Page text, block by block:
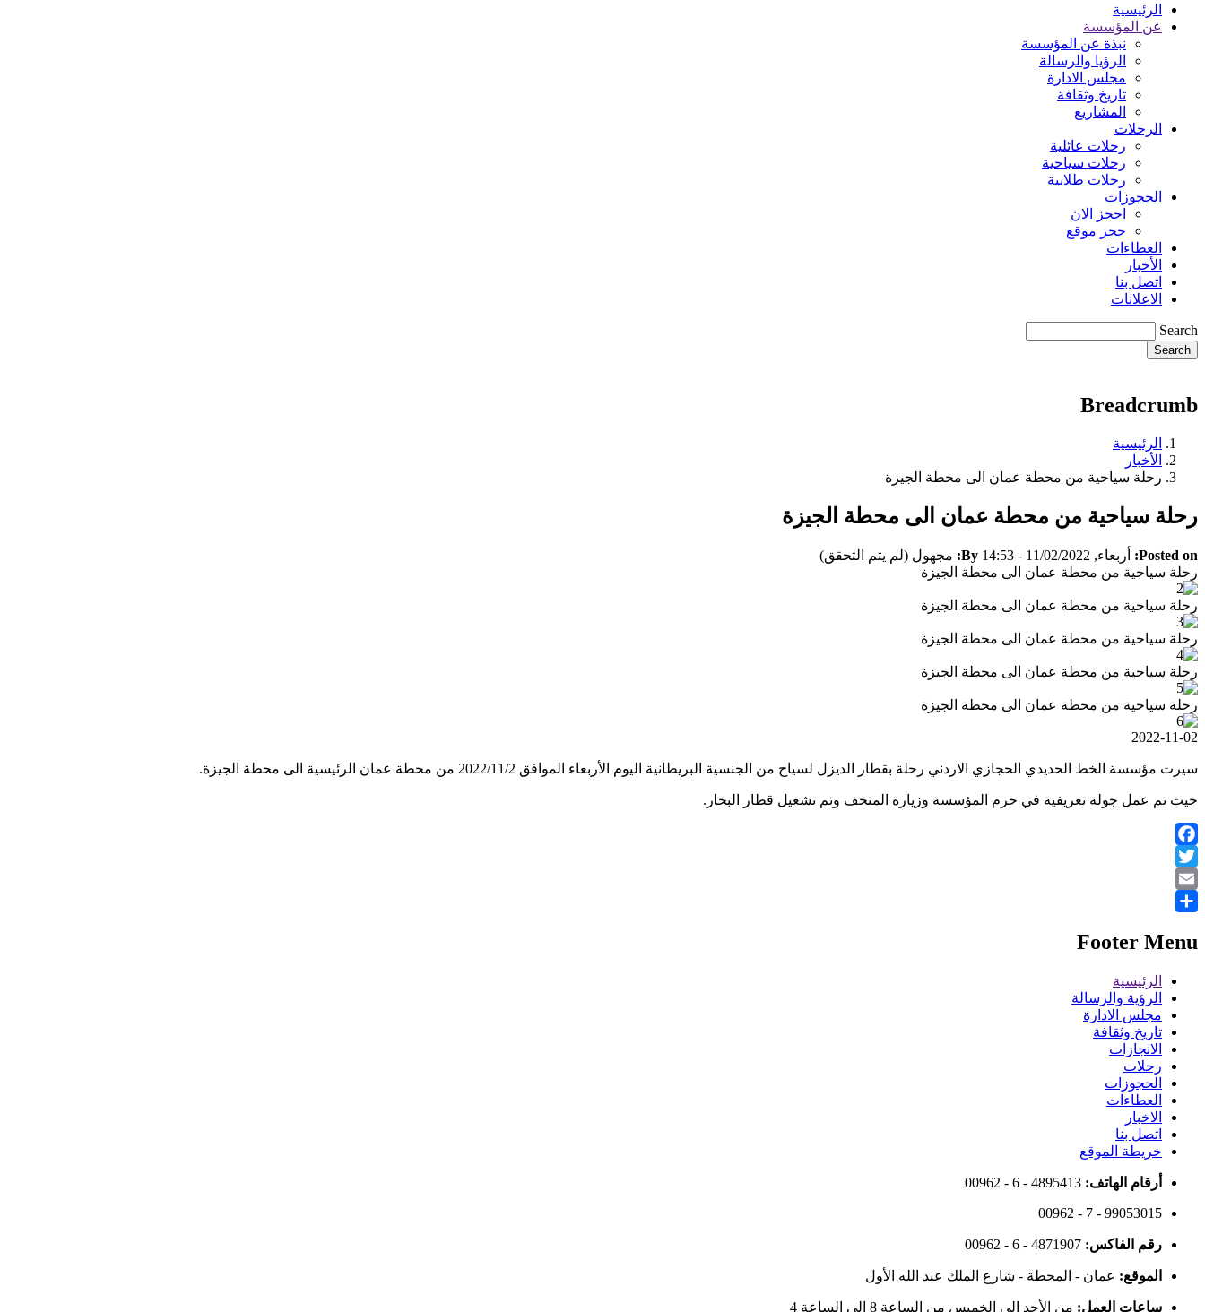
الرئيسية
عن المؤسسة
نبذة عن المؤسسة
الرؤيا والرسالة
مجلس الادارة
تاريخ وثقافة
المشاريع
الرحلات
رحلات عائلية
رحلات سياحية
رحلات طلابية
الحجوزات
احجز الان
حجز موقع
العطاءات
الأخبار
اتصل بنا
الاعلانات
Search
Breadcrumb
الرئيسية
الأخبار
رحلة سياحية من محطة عمان الى محطة الجيزة
رحلة سياحية من محطة عمان الى محطة الجيزة
Posted on: أربعاء, 11/02/2022 - 14:53 By: مجهول (لم يتم التحقق)
رحلة سياحية من محطة عمان الى محطة الجيزة
رحلة سياحية من محطة عمان الى محطة الجيزة
رحلة سياحية من محطة عمان الى محطة الجيزة
رحلة سياحية من محطة عمان الى محطة الجيزة
رحلة سياحية من محطة عمان الى محطة الجيزة
2022-11-02
سيرت مؤسسة الخط الحديدي الحجازي الاردني رحلة بقطار الديزل لسياح من الجنسية البريطانية اليوم الأربعاء الموافق 2022/11/2 من محطة عمان الرئيسية الى محطة الجيزة.
حيث تم عمل جولة تعريفية في حرم المؤسسة وزيارة المتحف وتم تشغيل قطار البخار.
Facebook
Twitter
Email
Footer Menu
الرئيسية
الرؤية والرسالة
مجلس الادارة
تاريخ وثقافة
الانجازات
رحلات
الحجوزات
العطاءات
الاخبار
اتصل بنا
خريطة الموقع
أرقام الهاتف: 00962 - 6 - 4895413
00962 - 7 - 99053015
رقم الفاكس: 00962 - 6 - 4871907
الموقع: عمان - المحطة - شارع الملك عبد الله الأول
ساعات العمل: من الأحد إلى الخميس من الساعة 8 إلى الساعة 4